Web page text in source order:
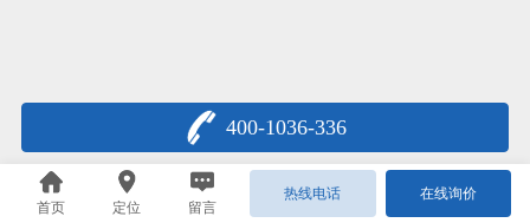
400-1036-336
首页 定位 留言
热线电话 在线询价